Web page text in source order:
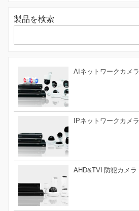
製品を検索
AIネットワークカメラ
IPネットワークカメラ
AHD&TVI 防犯カメラ